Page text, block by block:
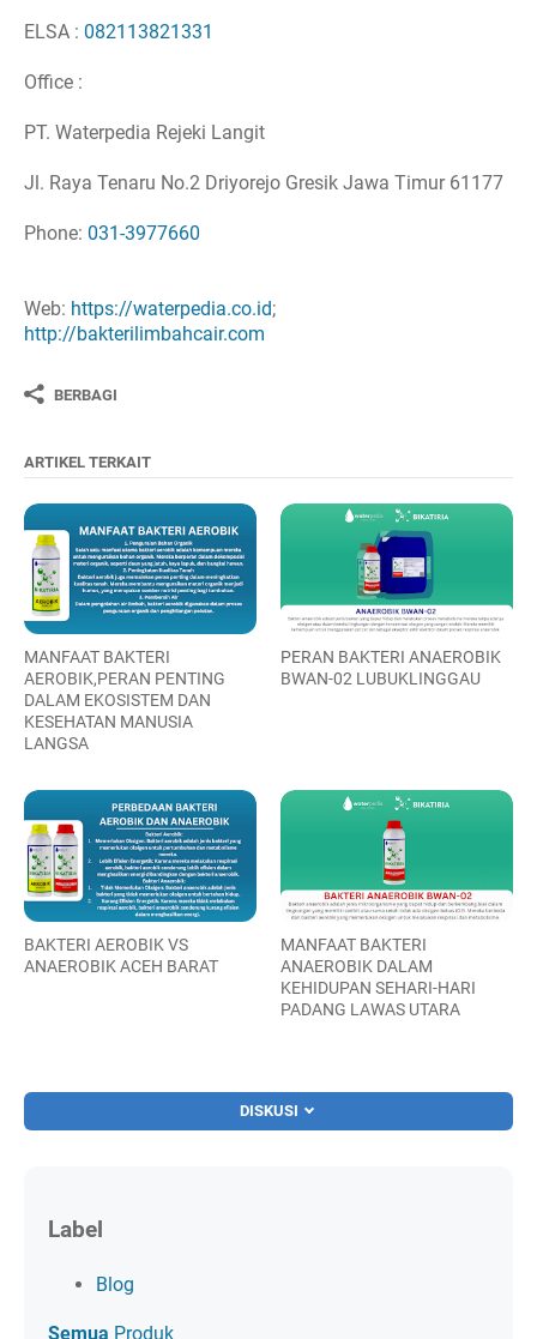
ELSA : 082113821331
Office :
PT. Waterpedia Rejeki Langit
Jl. Raya Tenaru No.2 Driyorejo Gresik Jawa Timur 61177
Phone: 031-3977660
Web: https://waterpedia.co.id;
http://bakterilimbahcair.com
BERBAGI
ARTIKEL TERKAIT
MANFAAT BAKTERI
AEROBIK,PERAN PENTING
DALAM EKOSISTEM DAN
KESEHATAN MANUSIA
LANGSA
PERAN BAKTERI ANAEROBIK
BWAN-02 LUBUKLINGGAU
BAKTERI AEROBIK VS
ANAEROBIK ACEH BARAT
MANFAAT BAKTERI
ANAEROBIK DALAM
KEHIDUPAN SEHARI-HARI
PADANG LAWAS UTARA
DISKUSI
Label
Blog
Semua Produk